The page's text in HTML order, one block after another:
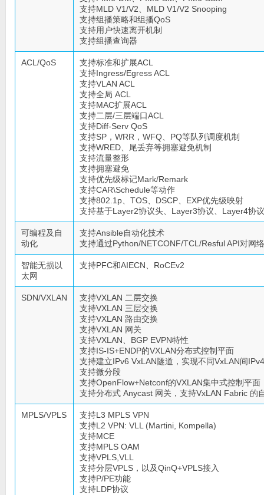
支持MLD V1/V2、MLD V1/V2 Snooping
支持组播策略和组播QoS
支持用户快速离开机制
支持组播查询器
ACL/QoS
支持标准和扩展ACL
支持Ingress/Egress ACL
支持VLAN ACL
支持全局 ACL
支持MAC扩展ACL
支持二层/三层端口ACL
支持Diff-Serv QoS
支持SP，WRR，WFQ、PQ等队列调度机制
支持WRED、尾丢弃等拥塞避免机制
支持流量整形
支持拥塞避免
支持优先级标记Mark/Remark
支持CAR\Schedule等动作
支持802.1p、TOS、DSCP、EXP优先级映射
支持基于Layer2协议头、Layer3协议、Layer4协
可编程及自
动化
支持Ansible自动化技术
支持通过Python/NETCONF/TCL/Resful API对网
智能无损以
太网
支持PFC和AIECN、RoCEv2
SDN/VXLAN
支持VXLAN 二层交换
支持VXLAN 三层交换
支持VXLAN 路由交换
支持VXLAN 网关
支持VXLAN、BGP EVPN特性
支持IS-IS+ENDP的VXLAN分布式控制平面
支持建立IPv6 VxLAN隧道，实现不同VxLAN间
支持微分段
支持OpenFlow+Netconf的VXLAN集中式控制平面
支持分布式 Anycast 网关，支持VxLAN Fabric 的
MPLS/VPLS
支持L3 MPLS VPN
支持L2 VPN: VLL (Martini, Kompella)
支持MCE
支持MPLS OAM
支持VPLS,VLL
支持分层VPLS，以及QinQ+VPLS接入
支持P/PE功能
支持LDP协议